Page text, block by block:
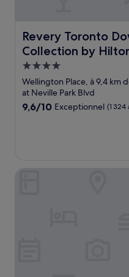
Revery Toronto
Collection by
Revery Toronto
Hébergement
4.0 étoiles
Wellington Place, à 9,4 km
at Neville Park Blvd
9.6
9,6/10 Exceptionnel (1 324